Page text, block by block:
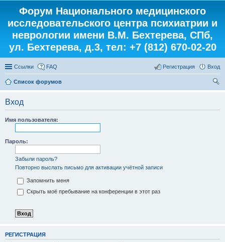
Форум Национального медицинского
исследовательского центра психиатрии и
неврологии имени В.М. Бехтерева, СПб,
ул. Бехтерева, д.3, тел: +7 (812) 670-02-20
Ссылки FAQ Вход
Регистрация
Список форумов
Вход
Имя пользователя:
Пароль:
Забыли пароль?
Повторно выслать письмо для активации учётной записи
Запомнить меня
Скрыть моё пребывание на конференции в этот раз
РЕГИСТРАЦИЯ